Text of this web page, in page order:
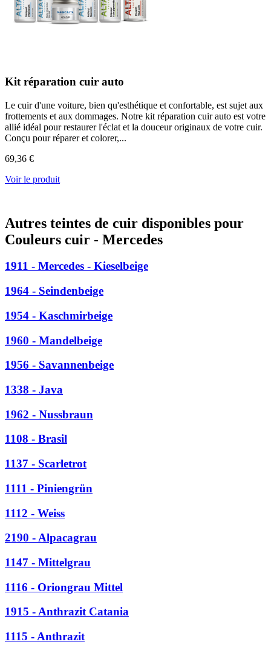
Kit réparation cuir auto
Le cuir d'une voiture, bien qu'esthétique et confortable, est sujet aux
frottements et aux dommages. Notre kit réparation cuir auto est votre
allié idéal pour restaurer l'éclat et la douceur originaux de votre cuir.
Conçu pour réparer et colorer,...
69,36 €
Voir le produit
Autres teintes de cuir disponibles pour
Couleurs cuir - Mercedes
1911 - Mercedes - Kieselbeige
1964 - Seindenbeige
1954 - Kaschmirbeige
1960 - Mandelbeige
1956 - Savannenbeige
1338 - Java
1962 - Nussbraun
1108 - Brasil
1137 - Scarletrot
1111 - Piniengrün
1112 - Weiss
2190 - Alpacagrau
1147 - Mittelgrau
1116 - Oriongrau Mittel
1915 - Anthrazit Catania
1115 - Anthrazit